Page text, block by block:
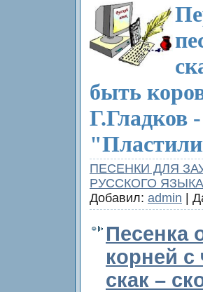
быть
Г.Гладков
ПЕСЕНКИ ДЛЯ
РУССКОГО ЯЗЫКА
Добавил: admin |
Песенка
корней
скак –